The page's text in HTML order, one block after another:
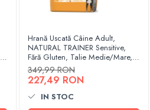
Hrană Uscată Câine Adult,
NATURAL TRAINER Sensitive,
Fără Gluten, Talie Medie/Mare,
Miel, 12kg
349,99 RON
227,49 RON
IN STOC